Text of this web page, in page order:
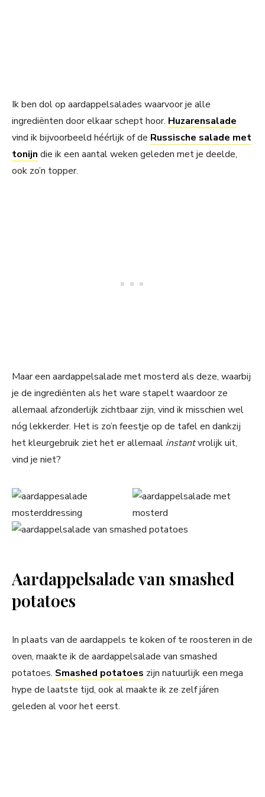
Ik ben dol op aardappelsalades waarvoor je alle
ingrediënten door elkaar schept hoor. Huzarensalade
vind ik bijvoorbeeld héérlijk of de Russische salade met
tonijn die ik een aantal weken geleden met je deelde,
ook zo’n topper.
Maar een aardappelsalade met mosterd als deze, waarbij
je de ingrediënten als het ware stapelt waardoor ze
allemaal afzonderlijk zichtbaar zijn, vind ik misschien wel
nóg lekkerder. Het is zo’n feestje op de tafel en dankzij
het kleurgebruik ziet het er allemaal instantvrolijk uit,
vind je niet?
Aardappelsalade van smashed
potatoes
In plaats van de aardappels te koken of te roosteren in de
oven, maakte ik de aardappelsalade van smashed
potatoes. Smashed potatoes zijn natuurlijk een mega
hype de laatste tijd, ook al maakte ik ze zelf járen
geleden al voor het eerst.